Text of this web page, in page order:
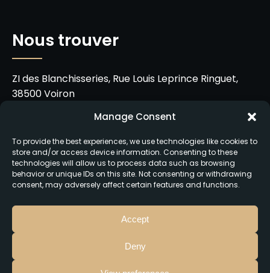
Manage Consent
To provide the best experiences, we use technologies like cookies to
store and/or access device information. Consenting to these
technologies will allow us to process data such as browsing
behavior or unique IDs on this site. Not consenting or withdrawing
consent, may adversely affect certain features and functions.
Accept
Deny
Nous trouver
ZI des Blanchisseries, Rue Louis Leprince Ringuet,
38500 Voiron
chezbettie@gmail.com
Du mardi au samedi de 11h30 à 14h et de 18h30 à
21h00